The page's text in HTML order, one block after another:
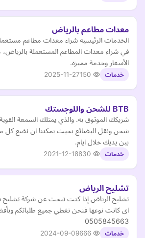
معدات مطاعم بالرياض
الخدمات الرئيسية شراء معدات مطاعم
في شراء معدات المطاعم المستعملة
الأسعار وخدمة مميزة.
خدمات 2025-11-27
BTB للشحن واللوجستك
شريكك الموثوق به. والذي يمتلك السمعة
شحن ونقل البضائع بحيث يمكننا ان نضع كل ما
بين يديك خلال ايام.
خدمات 2021-12-18
تشليح الرياض
تشليح الرياض إذا كنت تبحث عن شركة تشليح
اى كانت نوعها فنحن نغطي جميع طلباتكم
0505845663
خدمات 2024-09-09